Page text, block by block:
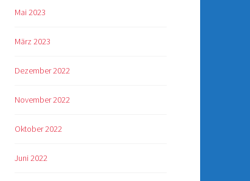
Mai 2023
März 2023
Dezember 2022
November 2022
Oktober 2022
Juni 2022